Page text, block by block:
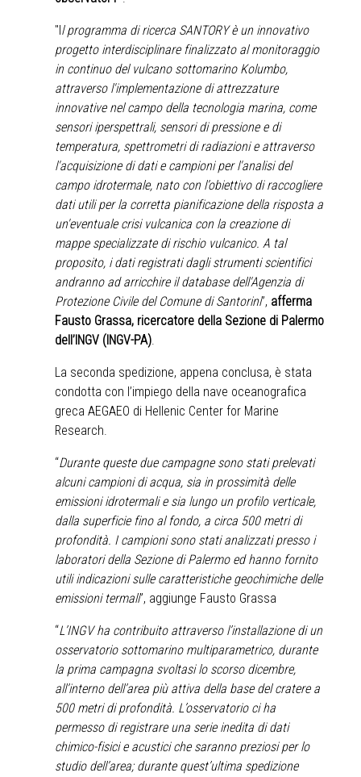
"Il programma di ricerca SANTORY è un innovativo
progetto interdisciplinare finalizzato al monitoraggio
in continuo del vulcano sottomarino Kolumbo,
attraverso l'implementazione di attrezzature
innovative nel campo della tecnologia marina, come
sensori iperspettrali, sensori di pressione e di
temperatura, spettrometri di radiazioni e attraverso
l'acquisizione di dati e campioni per l'analisi del
campo idrotermale, nato con l’obiettivo di raccogliere
dati utili per la corretta pianificazione della risposta a
un'eventuale crisi vulcanica con la creazione di
mappe specializzate di rischio vulcanico. A tal
proposito, i dati registrati dagli strumenti scientifici
andranno ad arricchire il database dell'Agenzia di
Protezione Civile del Comune di Santorini”, afferma
Fausto Grassa, ricercatore della Sezione di Palermo
dell’INGV (INGV-PA).
La seconda spedizione, appena conclusa, è stata
condotta con l’impiego della nave oceanografica
greca AEGAEO di Hellenic Center for Marine
Research.
“Durante queste due campagne sono stati prelevati
alcuni campioni di acqua, sia in prossimità delle
emissioni idrotermali e sia lungo un profilo verticale,
dalla superficie fino al fondo, a circa 500 metri di
profondità. I campioni sono stati analizzati presso i
laboratori della Sezione di Palermo ed hanno fornito
utili indicazioni sulle caratteristiche geochimiche delle
emissioni termali”, aggiunge Fausto Grassa
“L’INGV ha contribuito attraverso l’installazione di un
osservatorio sottomarino multiparametrico, durante
la prima campagna svoltasi lo scorso dicembre,
all’interno dell’area più attiva della base del cratere a
500 metri di profondità. L’osservatorio ci ha
permesso di registrare una serie inedita di dati
chimico-fisici e acustici che saranno preziosi per lo
studio dell’area; durante quest’ultima spedizione